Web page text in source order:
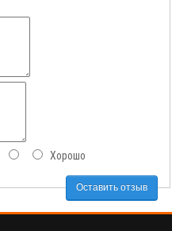
Хорошо
Оставить отзыв